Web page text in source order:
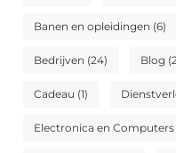
Banen en opleidingen (6)
Bedrijven (24) Blog
Cadeau (1)
Electronica en Computers